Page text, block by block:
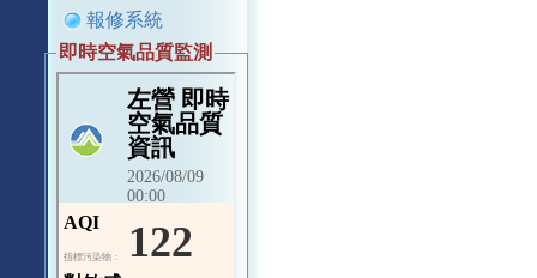
報修系統
即時空氣品質監測